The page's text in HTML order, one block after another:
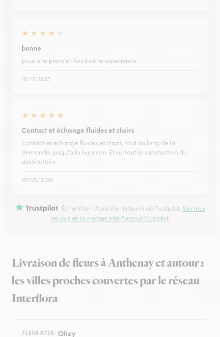
★ ★ ★ ★
bonne
pour une premier fois bonne expérience
10/12/2025
★ ★ ★ ★ ★
Contact et échange fluides et clairs
Contact et échange fluides et clairs, tout au long de la
demande, jusqu'à la livraison. Et surtout la satisfaction du
destinataire.
07/05/2026
Trustpilot Échantillon d'avis clients fourni via Trustpilot. Voir tous
les avis de la marque Interflora sur Trustpilot
Livraison de fleurs à Anthenay et autour :
les villes proches couvertes par le réseau
Interflora
FLEURISTES Olizy